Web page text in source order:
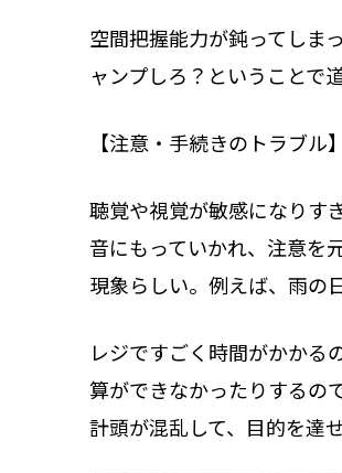
空間把握能力が鈍ってしま
ャンプしろ？ということで
【注意・手続きのトラブル】
聴覚や視覚が敏感になりす
音にもっていかれ、注意を
現象らしい。例えば、雨の
レジですごく時間がかかる
算ができなかったりするの
計頭が混乱して、目的を達